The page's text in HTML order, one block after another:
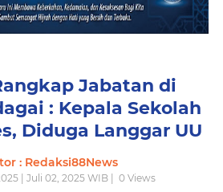
Jabatan di
: Kepala Sekolah
Diduga Langgar UU
: Redaksi88News
| Juli 02, 2025 WIB | 0Views